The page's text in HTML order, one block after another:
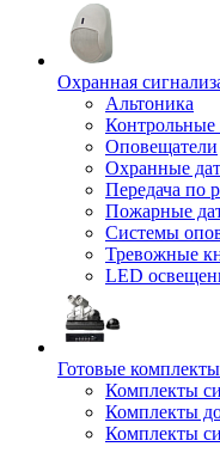
Охранная
Альтоника
Контрольные
Оповещатели
Охранные
Передача по
Пожарные
Системы
Тревожные
LED
Готовые комплекты
Комплекты
Комплекты
Комплекты